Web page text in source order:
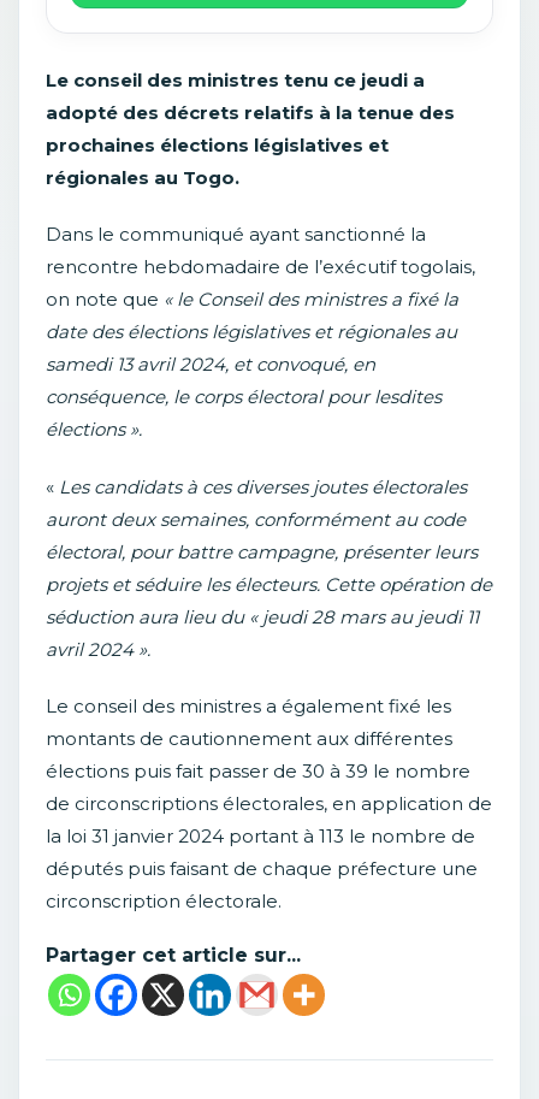
Le conseil des ministres tenu ce jeudi a
adopté des décrets relatifs à la tenue des
prochaines élections législatives et
régionales au Togo.
Dans le communiqué ayant sanctionné la
rencontre hebdomadaire de l’exécutif togolais,
on note que « le Conseil des ministres a fixé la
date des élections législatives et régionales au
samedi 13 avril 2024, et convoqué, en
conséquence, le corps électoral pour lesdites
élections ».
« Les candidats à ces diverses joutes électorales
auront deux semaines, conformément au code
électoral, pour battre campagne, présenter leurs
projets et séduire les électeurs. Cette opération de
séduction aura lieu du « jeudi 28 mars au jeudi 11
avril 2024 ».
Le conseil des ministres a également fixé les
montants de cautionnement aux différentes
élections puis fait passer de 30 à 39 le nombre
de circonscriptions électorales, en application de
la loi 31 janvier 2024 portant à 113 le nombre de
députés puis faisant de chaque préfecture une
circonscription électorale.
Partager cet article sur...